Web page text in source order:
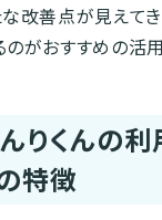
改善点が見えて
がおすすめの活用
りくんの
特徴